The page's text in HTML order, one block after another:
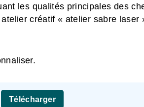
les qualités principales des
créatif « atelier sabre laser
Télécharger